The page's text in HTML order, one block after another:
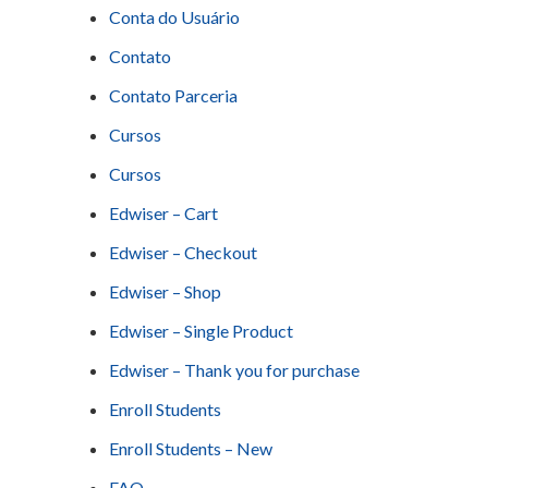
Conta do Usuário
Contato
Contato Parceria
Cursos
Cursos
Edwiser – Cart
Edwiser – Checkout
Edwiser – Shop
Edwiser – Single Product
Edwiser – Thank you for purchase
Enroll Students
Enroll Students – New